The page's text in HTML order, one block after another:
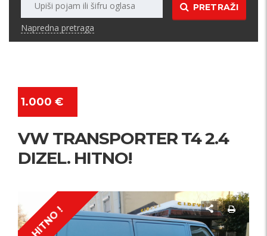
PRETRAŽI
Napredna pretraga
1.000 €
VW TRANSPORTER T4 2.4
DIZEL. HITNO!
HITNO !